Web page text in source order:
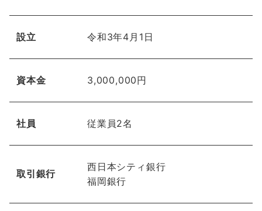
設立 令和3年4月1日
資本金 3,000,000円
社員 従業員2名
取引銀行
西日本シティ銀行
福岡銀行